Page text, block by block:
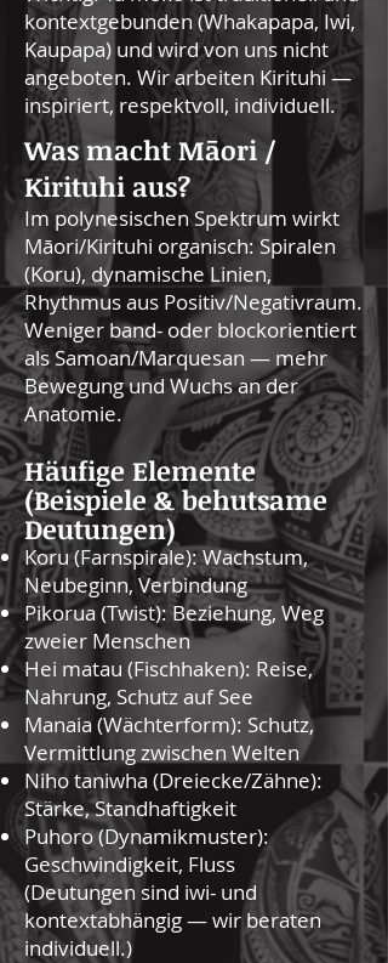
kontextgebunden (Whakapapa, Iwi,
Kaupapa) und wird von uns nicht
angeboten. Wir arbeiten Kirituhi —
inspiriert, respektvoll, individuell.
Was macht Māori /
Kirituhi aus?
Im polynesischen Spektrum wirkt
Māori/Kirituhi organisch: Spiralen
(Koru), dynamische Linien,
Rhythmus aus Positiv/Negativraum.
Weniger band- oder blockorientiert
als Samoan/Marquesan — mehr
Bewegung und Wuchs an der
Anatomie.
Häufige Elemente
(Beispiele & behutsame
Deutungen)
Koru (Farnspirale): Wachstum,
Neubeginn, Verbindung
Pikorua (Twist): Beziehung, Weg
zweier Menschen
Hei matau (Fischhaken): Reise,
Nahrung, Schutz auf See
Manaia (Wächterform): Schutz,
Vermittlung zwischen Welten
Niho taniwha (Dreiecke/Zähne):
Stärke, Standhaftigkeit
Puhoro (Dynamikmuster):
Geschwindigkeit, Fluss
(Deutungen sind iwi- und
kontextabhängig — wir beraten
individuell.)